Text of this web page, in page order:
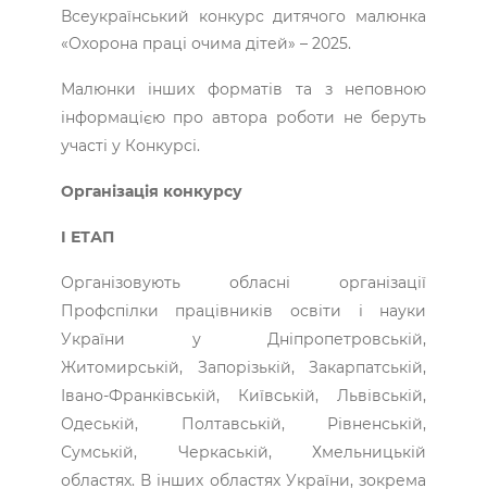
Всеукраїнський конкурс дитячого малюнка
«Охорона праці очима дітей» – 2025.
Малюнки інших форматів та з неповною
інформацією про автора роботи не беруть
участі у Конкурсі.
Організація конкурсу
I ЕТАП
Організовують обласні організації
Профспілки працівників освіти і науки
України у Дніпропетровській,
Житомирській, Запорізькій, Закарпатській,
Івано-Франківській, Київській, Львівській,
Одеській, Полтавській, Рівненській,
Сумській, Черкаській, Хмельницькій
областях. В інших областях України, зокрема